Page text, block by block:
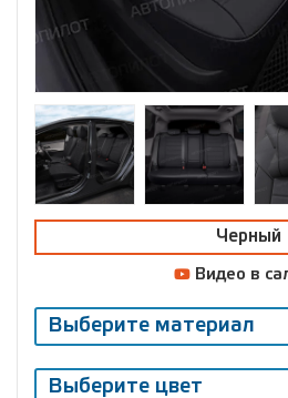
Черный
Видео в
Выберите материал
Выберите цвет